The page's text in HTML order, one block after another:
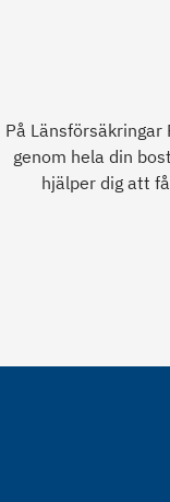
På
genom hela din
hjälper dig att